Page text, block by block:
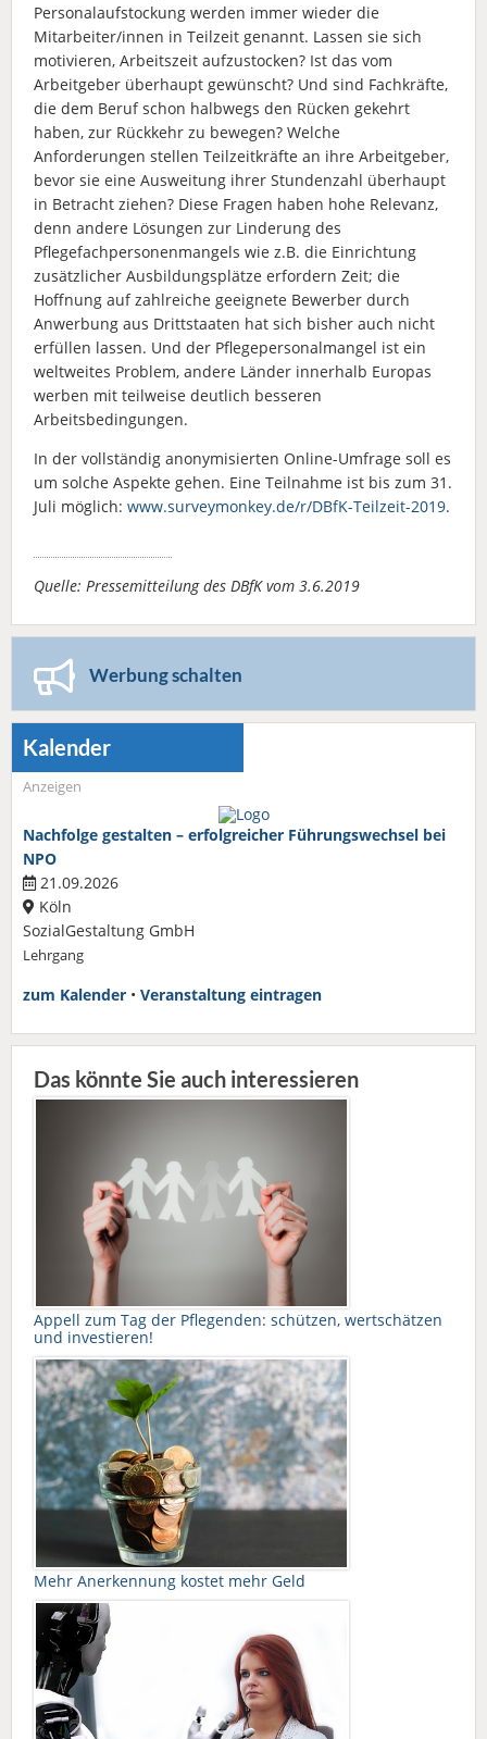
Personalaufstockung werden immer wieder die
Mitarbeiter/innen in Teilzeit genannt. Lassen sie sich
motivieren, Arbeitszeit aufzustocken? Ist das vom
Arbeitgeber überhaupt gewünscht? Und sind Fachkräfte,
die dem Beruf schon halbwegs den Rücken gekehrt
haben, zur Rückkehr zu bewegen? Welche
Anforderungen stellen Teilzeitkräfte an ihre Arbeitgeber,
bevor sie eine Ausweitung ihrer Stundenzahl überhaupt
in Betracht ziehen? Diese Fragen haben hohe Relevanz,
denn andere Lösungen zur Linderung des
Pflegefachpersonenmangels wie z.B. die Einrichtung
zusätzlicher Ausbildungsplätze erfordern Zeit; die
Hoffnung auf zahlreiche geeignete Bewerber durch
Anwerbung aus Drittstaaten hat sich bisher auch nicht
erfüllen lassen. Und der Pflegepersonalmangel ist ein
weltweites Problem, andere Länder innerhalb Europas
werben mit teilweise deutlich besseren
Arbeitsbedingungen.
In der vollständig anonymisierten Online-Umfrage soll es
um solche Aspekte gehen. Eine Teilnahme ist bis zum 31.
Juli möglich: www.surveymonkey.de/r/DBfK-Teilzeit-2019.
Quelle: Pressemitteilung des DBfK vom 3.6.2019
Werbung schalten
Kalender
Anzeigen
Nachfolge gestalten – erfolgreicher Führungswechsel bei
NPO
21.09.2026
Köln
SozialGestaltung GmbH
Lehrgang
zum Kalender • Veranstaltung eintragen
Das könnte Sie auch interessieren
Appell zum Tag der Pflegenden: schützen, wertschätzen
und investieren!
Mehr Anerkennung kostet mehr Geld